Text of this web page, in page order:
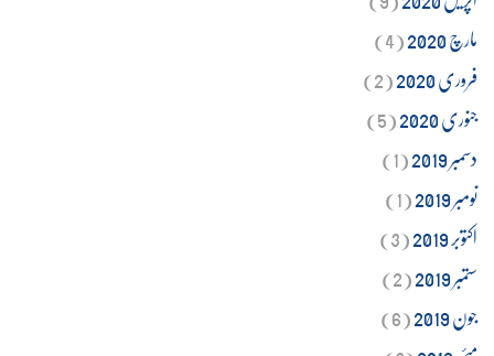
مارچ 2020
(4)
فروری 2020
(2)
جنوری 2020
(5)
دسمبر 2019
(1)
نومبر 2019
(1)
اکتوبر 2019
(3)
ستمبر 2019
(2)
جون 2019
(6)